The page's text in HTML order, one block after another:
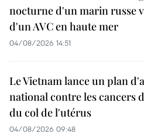
nocturne d'un marin russe
d'un AVC en haute mer
04/08/2026 14:51
Le Vietnam lance un plan
national contre les cancers
du col de l'utérus
04/08/2026 09:48